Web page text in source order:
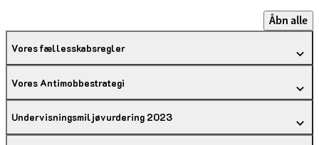
Åbn alle
Vores fællesskabsregler
Vores Antimobbestrategi
Undervisningsmiljøvurdering 2023